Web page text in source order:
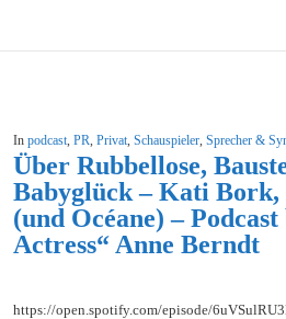
Inpodcast,PR,Privat,Schauspieler,Sprecher &
Über Rubbellose,
Babyglück – Kati Bork,
(und Océane) –
Actress“ Anne Berndt
https://open.spotify.com/episode/